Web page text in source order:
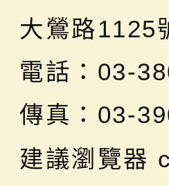
大鶯路1125
電話：03-
傳真：03-
建議瀏覽器